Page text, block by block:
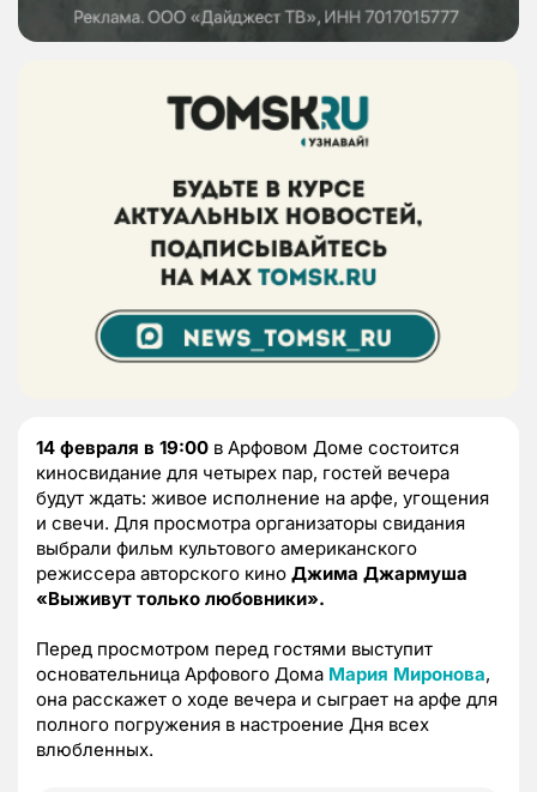
14 февраля в 19:00 в Арфовом Доме состоится
киносвидание для четырех пар, гостей вечера
будут ждать: живое исполнение на арфе, угощения
и свечи. Для просмотра организаторы свидания
выбрали фильм культового американского
режиссера авторского кино Джима Джармуша
«Выживут только любовники».
Перед просмотром перед гостями выступит
основательница Арфового Дома Мария Миронова,
она расскажет о ходе вечера и сыграет на арфе для
полного погружения в настроение Дня всех
влюбленных.